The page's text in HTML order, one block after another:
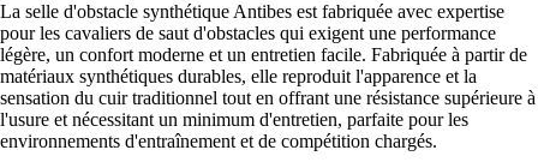
La selle d'obstacle synthétique Antibes est fabriquée avec expertise
pour les cavaliers de saut d'obstacles qui exigent une performance
légère, un confort moderne et un entretien facile. Fabriquée à partir de
matériaux synthétiques durables, elle reproduit l'apparence et la
sensation du cuir traditionnel tout en offrant une résistance supérieure à
l'usure et nécessitant un minimum d'entretien, parfaite pour les
environnements d'entraînement et de compétition chargés.